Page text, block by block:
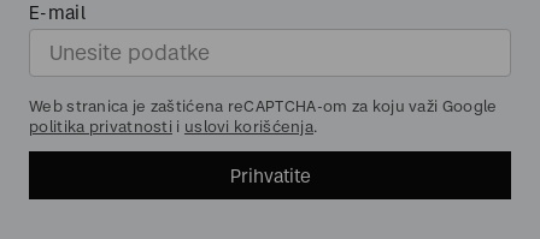
E-mail
Web stranica je zaštićena reCAPTCHA-om za koju važi Google
politika privatnosti i uslovi korišćenja.
Prihvatite